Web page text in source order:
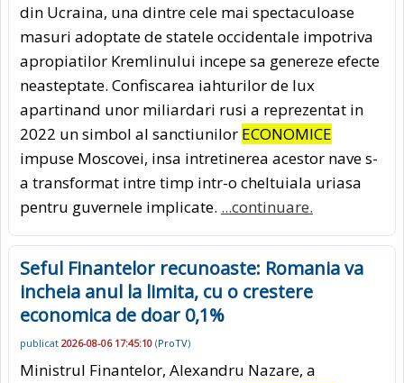
din Ucraina, una dintre cele mai spectaculoase
masuri adoptate de statele occidentale impotriva
apropiatilor Kremlinului incepe sa genereze efecte
neasteptate. Confiscarea iahturilor de lux
apartinand unor miliardari rusi a reprezentat in
2022 un simbol al sanctiunilor ECONOMICE
impuse Moscovei, insa intretinerea acestor nave s-
a transformat intre timp intr-o cheltuiala uriasa
pentru guvernele implicate. ...continuare.
Seful Finantelor recunoaste: Romania va
incheia anul la limita, cu o crestere
economica de doar 0,1%
publicat 2026-08-06 17:45:10 (ProTV)
Ministrul Finantelor, Alexandru Nazare, a